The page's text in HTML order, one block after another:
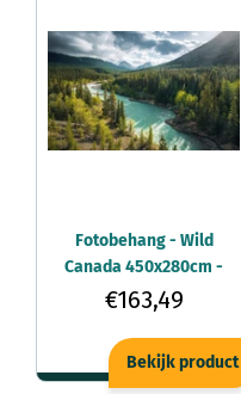
Fotobehang - Wild
Canada 450x280cm -
Vliesbehang
€163,49
Bekijk product